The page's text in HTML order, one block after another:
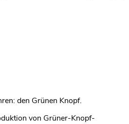
den Grünen Knopf.
von Grüner-Knopf-